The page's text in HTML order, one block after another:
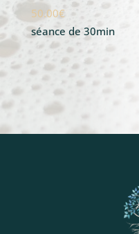
50.00€
séance de 30min